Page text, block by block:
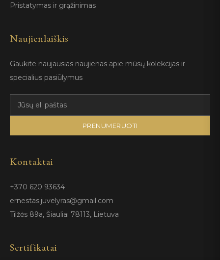
Pristatymas ir grąžinimas
Naujienlaiškis
Gaukite naujausias naujienas apie mūsų kolekcijas ir
specialius pasiūlymus
PRENUMERUOTI
Kontaktai
+370 620 93634
ernestas.juvelyras@gmail.com
Tilžės 89a, Šiauliai 78113, Lietuva
Sertifikatai